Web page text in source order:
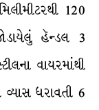
120
હૅન્ડલ 3
વાયરમાંથી
ધરાવતી 6